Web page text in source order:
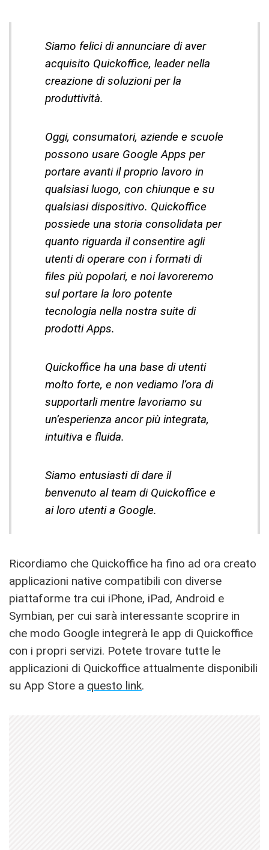
Siamo felici di annunciare di aver
acquisito Quickoffice, leader nella
creazione di soluzioni per la
produttività.
Oggi, consumatori, aziende e scuole
possono usare Google Apps per
portare avanti il proprio lavoro in
qualsiasi luogo, con chiunque e su
qualsiasi dispositivo. Quickoffice
possiede una storia consolidata per
quanto riguarda il consentire agli
utenti di operare con i formati di
files più popolari, e noi lavoreremo
sul portare la loro potente
tecnologia nella nostra suite di
prodotti Apps.
Quickoffice ha una base di utenti
molto forte, e non vediamo l’ora di
supportarli mentre lavoriamo su
un’esperienza ancor più integrata,
intuitiva e fluida.
Siamo entusiasti di dare il
benvenuto al team di Quickoffice e
ai loro utenti a Google.
Ricordiamo che Quickoffice ha fino ad ora creato
applicazioni native compatibili con diverse
piattaforme tra cui iPhone, iPad, Android e
Symbian, per cui sarà interessante scoprire in
che modo Google integrerà le app di Quickoffice
con i propri servizi. Potete trovare tutte le
applicazioni di Quickoffice attualmente disponibili
su App Store a questo link.